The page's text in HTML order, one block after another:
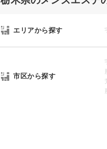
エリアから探す
市区から探す